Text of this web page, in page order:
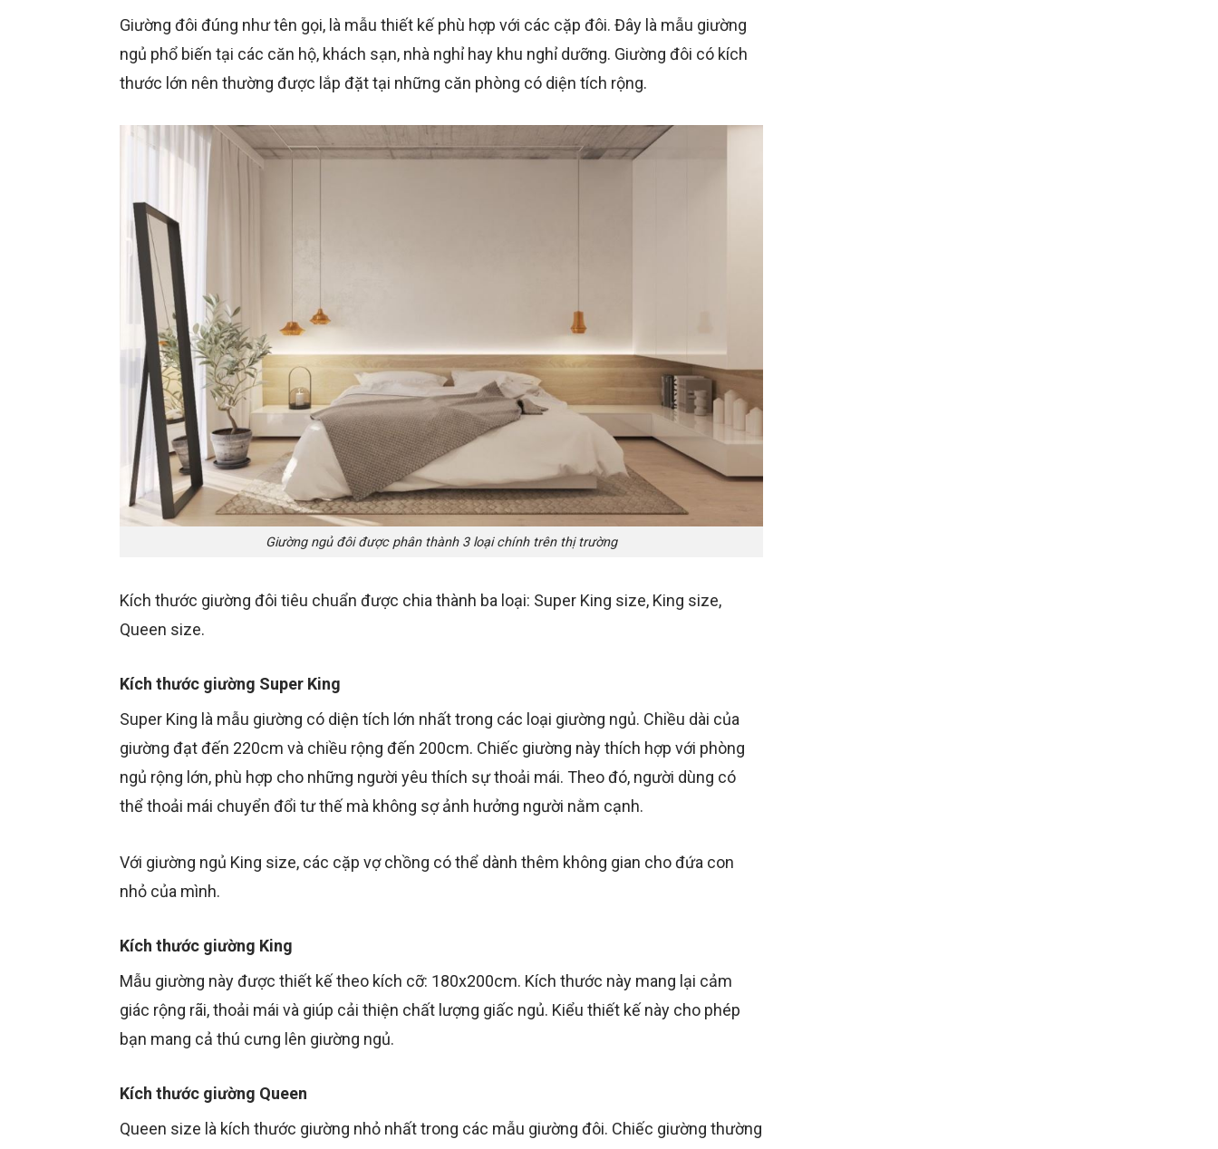
Giường đôi đúng như tên gọi, là mẫu thiết kế phù hợp với các cặp đôi. Đây là mẫu giường
ngủ phổ biến tại các căn hộ, khách sạn, nhà nghỉ hay khu nghỉ dưỡng. Giường đôi có kích
thước lớn nên thường được lắp đặt tại những căn phòng có diện tích rộng.
Giường ngủ đôi được phân thành 3 loại chính trên thị trường
Kích thước giường đôi tiêu chuẩn được chia thành ba loại: Super King size, King size,
Queen size.
Kích thước giường Super King
Super King là mẫu giường có diện tích lớn nhất trong các loại giường ngủ. Chiều dài của
giường đạt đến 220cm và chiều rộng đến 200cm. Chiếc giường này thích hợp với phòng
ngủ rộng lớn, phù hợp cho những người yêu thích sự thoải mái. Theo đó, người dùng có
thể thoải mái chuyển đổi tư thế mà không sợ ảnh hưởng người nằm cạnh.
Với giường ngủ King size, các cặp vợ chồng có thể dành thêm không gian cho đứa con
nhỏ của mình.
Kích thước giường King
Mẫu giường này được thiết kế theo kích cỡ: 180x200cm. Kích thước này mang lại cảm
giác rộng rãi, thoải mái và giúp cải thiện chất lượng giấc ngủ. Kiểu thiết kế này cho phép
bạn mang cả thú cưng lên giường ngủ.
Kích thước giường Queen
Queen size là kích thước giường nhỏ nhất trong các mẫu giường đôi. Chiếc giường thường